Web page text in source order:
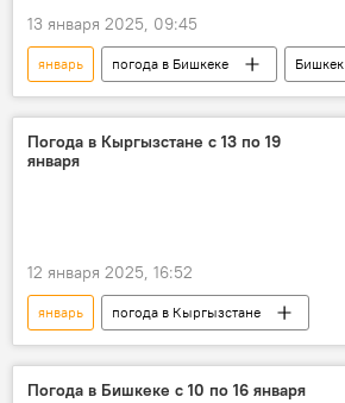
13 января 2025, 09:45
январь погода в Бишкеке
Бишкек
погода
прогноз погоды
Кыргызстан
Погода в Кыргызстане с 13 по 19
января
12 января 2025, 16:52
январь
погода в Кыргызстане
Кыргызстан
погода
прогноз погоды
Погода в Бишкеке с 10 по 16 января